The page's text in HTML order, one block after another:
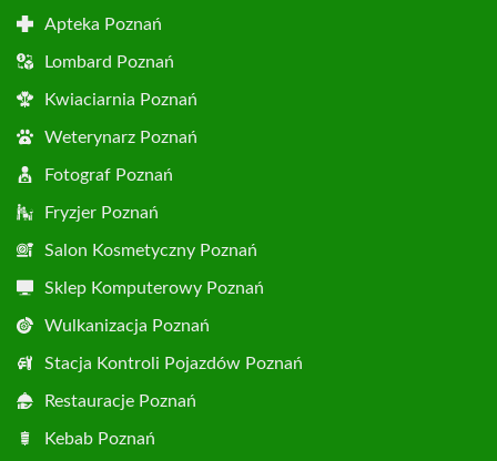
Apteka Poznań
Lombard Poznań
Kwiaciarnia Poznań
Weterynarz Poznań
Fotograf Poznań
Fryzjer Poznań
Salon Kosmetyczny Poznań
Sklep Komputerowy Poznań
Wulkanizacja Poznań
Stacja Kontroli Pojazdów Poznań
Restauracje Poznań
Kebab Poznań